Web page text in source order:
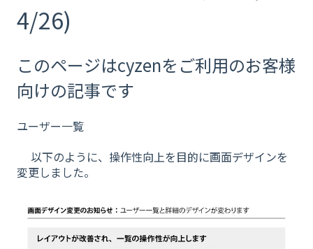
4/26)
このページはcyzenをご利用のお客様
向けの記事です
ユーザー一覧
以下のように、操作性向上を目的に画面デザインを
変更しました。